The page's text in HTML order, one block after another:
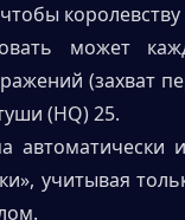
может
(захват
(HQ) 25.
автоматически
учитывая